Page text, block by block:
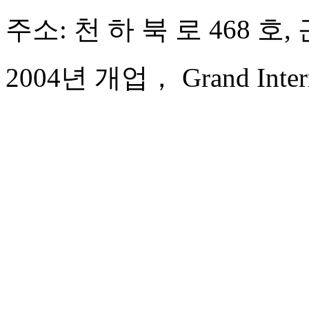
주소: 천 하 북 로 468 호,
2004년 개업， Grand